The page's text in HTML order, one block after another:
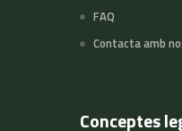
FAQ
Contacta amb
Conceptes